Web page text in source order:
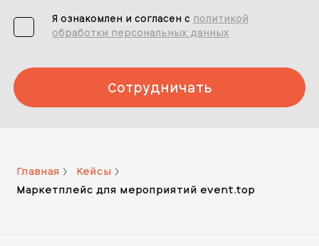
Я ознакомлен и согласен с политикой
обработки персональных данных
Сотрудничать
Главная
Кейсы
Маркетплейс для мероприятий event.top